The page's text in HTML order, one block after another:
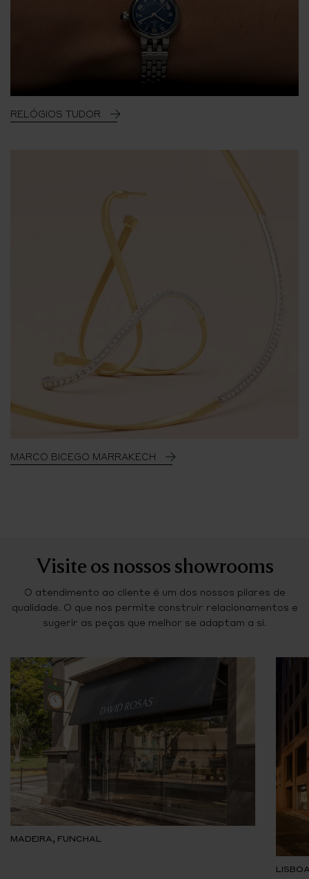
RELÓGIOS TUDOR
MARCO BICEGO MARRAKECH
Visite os nossos showrooms
O atendimento ao cliente é um dos nossos pilares de
qualidade. O que nos permite construir relacionamentos e
sugerir as peças que melhor se adaptam a si.
MADEIRA, FUNCHAL